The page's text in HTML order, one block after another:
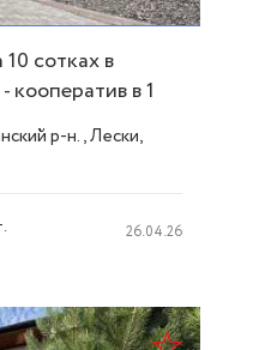
сотках в
кооператив в 1
р-н., Лески,
26.04.26